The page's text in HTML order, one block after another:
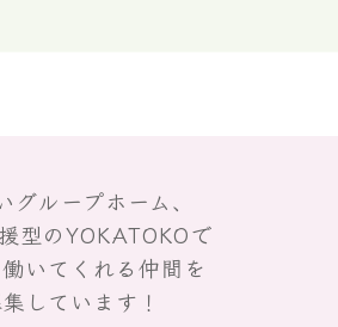
グループホーム、
型のYOKATOKOで
いてくれる仲間を
しています！